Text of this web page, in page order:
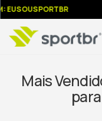
EUSOUSPORTBR
Mais